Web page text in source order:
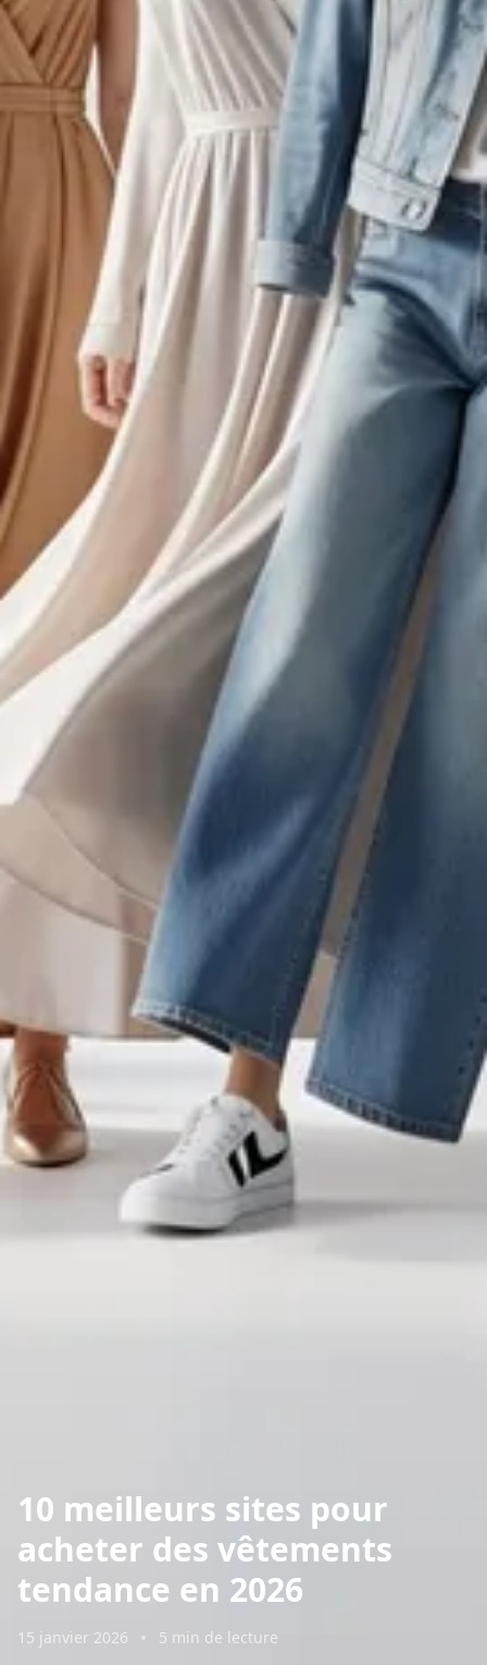
10 meilleurs sites pour
acheter des vêtements
tendance en 2026
15 janvier 2026 5 min de lecture